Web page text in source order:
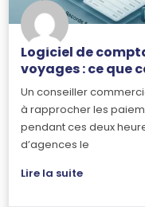
Logiciel de
voyages : ce que
Un conseiller
à rapprocher les
pendant ces deux
d’agences le
Lire la suite